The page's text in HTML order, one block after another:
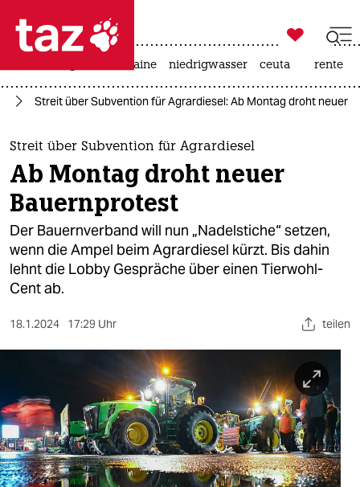
 taz zahl ich
taz zahl ich
themen
politik
öko
gesellschaft
kultur
sport
nord
wahrheit
verlag

taz zahl ich
krieg in der ukraine niedrigwasser ceuta rente
Streit über Subvention für Agrardiesel: Ab Montag droht neuer
Streit über Subvention für Agrardiesel
Ab Montag droht neuer
Bauernprotest
Der Bauernverband will nun „Nadelstiche“ setzen,
wenn die Ampel beim Agrardiesel kürzt. Bis dahin
lehnt die Lobby Gespräche über einen Tierwohl-
Cent ab.
18.1.2024 17:29 Uhr teilen